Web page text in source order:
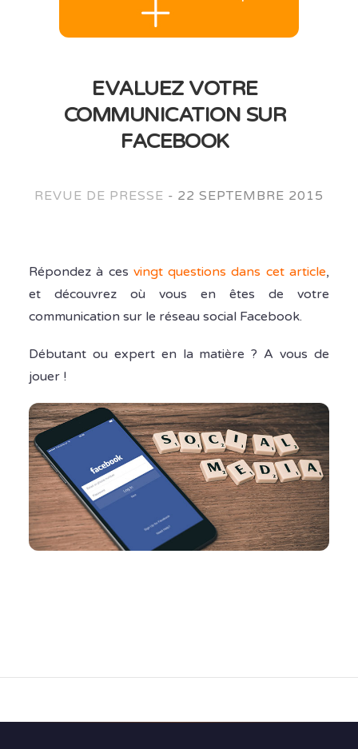
EVALUEZ VOTRE
COMMUNICATION SUR
FACEBOOK
REVUE DE PRESSE - 22 SEPTEMBRE 2015
Répondez à ces vingt questions dans cet article,
et découvrez où vous en êtes de votre
communication sur le réseau social Facebook.
Débutant ou expert en la matière ? A vous de
jouer !